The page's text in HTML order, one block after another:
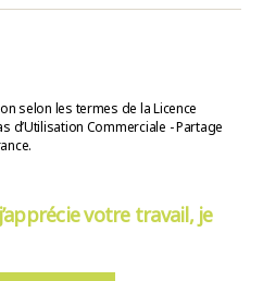
selon les termes de la Licence
d’Utilisation Commerciale - Partage
votre travail, je